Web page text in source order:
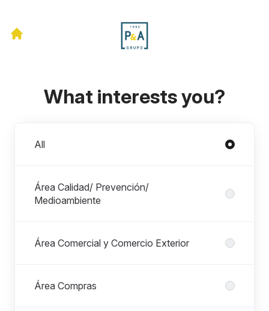
What interests you?
All
Área Calidad/ Prevención/
Medioambiente
Área Comercial y Comercio Exterior
Área Compras